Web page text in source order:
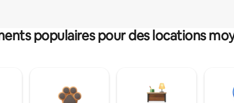
populaires pour des locations